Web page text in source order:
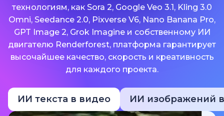
технологиям, как Sora 2, Google Veo 3.1, Kling 3.0
Omni, Seedance 2.0, Pixverse V6, Nano Banana Pro,
GPT Image 2, Grok Imagine и собственному ИИ
двигателю Renderforest, платформа гарантирует
высочайшее качество, скорость и креативность
для каждого проекта.
ИИ текста в видео ИИ изображений